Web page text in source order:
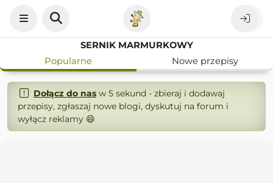
SERNIK MARMURKOWY
Popularne
Nowe przepisy
Dołącz do nasw 5 sekund - zbieraj i dodawaj
przepisy, zgłaszaj nowe blogi, dyskutuj na forum i
wyłącz reklamy 😄